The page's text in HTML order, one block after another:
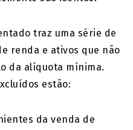
traz uma série de
renda e ativos que não
da alíquota mínima.
estão:
da venda de